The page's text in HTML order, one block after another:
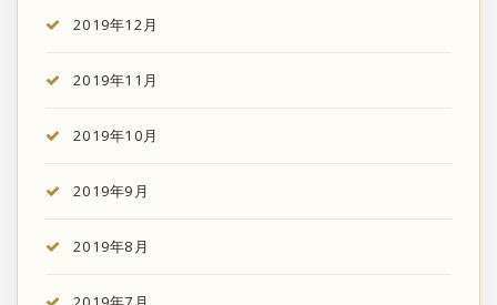
2019年12月
2019年11月
2019年10月
2019年9月
2019年8月